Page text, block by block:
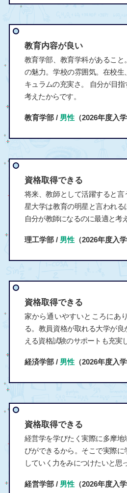
教育内容が良い
教育学部、教育学科があるこ
の魅力。学校の雰囲気。在校生
キュラムの充実さ。 自分が目
考えたからです。
教育学部 / 男性（2026年度入学
資格取得できる
将来、教師として活躍すると言
星大学は教育の明星と言われる
自分が教師になるのに最適と考
理工学部 / 男性（2026年度入学
資格取得できる
家から通いやすいところにあ
る。教員資格が取れる大学が
える資格試験のサポートも充実
経済学部 / 男性（2026年度入学
資格取得できる
経営学を学びたく実際に多摩
びができるから。そこで実際
していく力をみにつけたいと思
経営学部 / 男性（2026年度入学